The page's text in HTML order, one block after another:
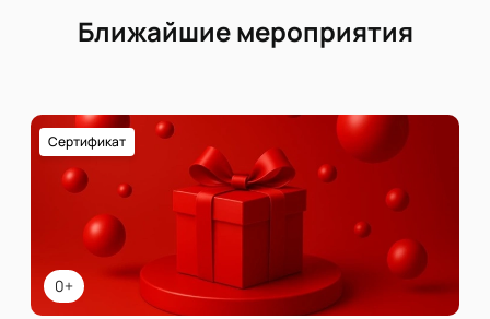
Ближайшие мероприятия
0+
Сертификат